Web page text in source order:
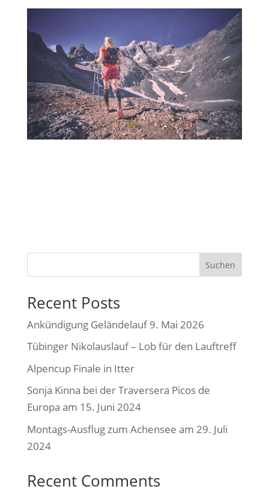
Suchen
Recent Posts
Ankündigung Geländelauf 9. Mai 2026
Tübinger Nikolauslauf – Lob für den Lauftreff
Alpencup Finale in Itter
Sonja Kinna bei der Traversera Picos de
Europa am 15. Juni 2024
Montags-Ausflug zum Achensee am 29. Juli
2024
Recent Comments